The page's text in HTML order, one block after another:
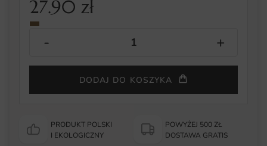
27.90 zł
DODAJ DO KOSZYKA
PRODUKT POLSKI
I EKOLOGICZNY
POWYŻEJ 500 ZŁ
DOSTAWA GRATIS